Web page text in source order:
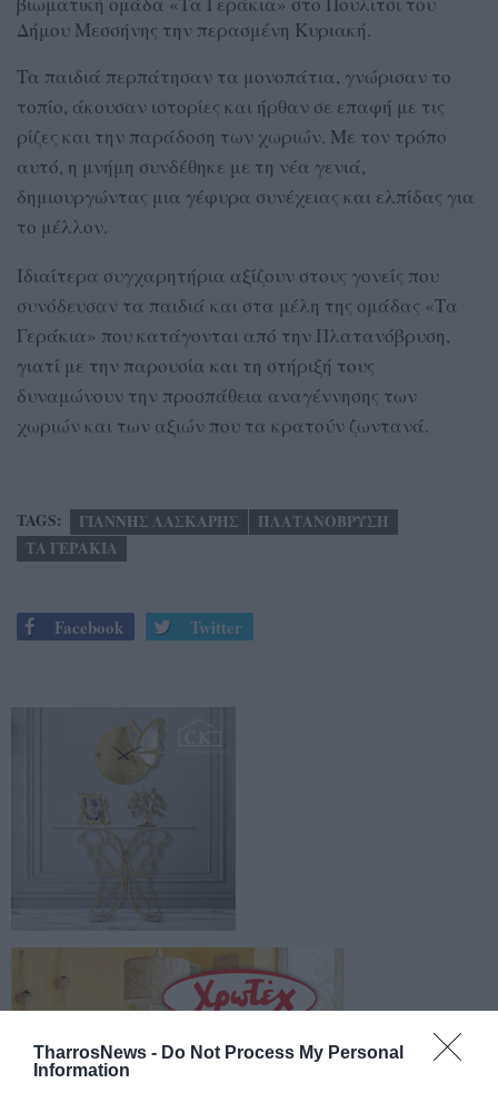
TharrosNews - Do Not Process My Personal
Information
Δήμου Μεσσήνης την περασμένη Κυριακή.
Τα παιδιά περπάτησαν τα μονοπάτια, γνώρισαν το
τοπίο, άκουσαν ιστορίες και ήρθαν σε επαφή με τις
ρίζες και την παράδοση των χωριών. Με τον τρόπο
αυτό, η μνήμη συνδέθηκε με τη νέα γενιά,
δημιουργώντας μια γέφυρα συνέχειας και ελπίδας για
το μέλλον.
Ιδιαίτερα συγχαρητήρια αξίζουν στους γονείς που
συνόδευσαν τα παιδιά και στα μέλη της ομάδας «Τα
Γεράκια» που κατάγονται από την Πλατανόβρυση,
γιατί με την παρουσία και τη στήριξή τους
δυναμώνουν την προσπάθεια αναγέννησης των
χωριών και των αξιών που τα κρατούν ζωντανά.
TAGS: ΓΙΑΝΝΗΣ ΛΑΣΚΑΡΗΣ
ΠΛΑΤΑΝΟΒΡΥΣΗ
ΤΑ ΓΕΡΑΚΙΑ
Facebook Twitter